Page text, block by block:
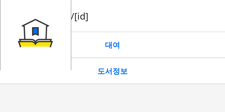
book/rent/[id]
대여
도서정보